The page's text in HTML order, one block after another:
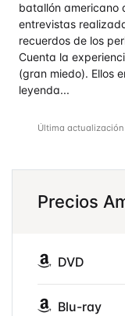
batallón americano
entrevistas
recuerdos de los
Cuenta la
(gran miedo). Ellos
leyenda...
Última
Precios
DVD
Blu-ray